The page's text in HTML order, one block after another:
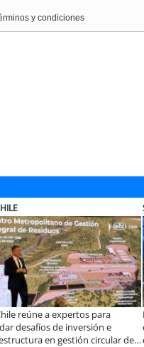
y condiciones
e
de
Más de 1.600 alumnos
de programa Súper
en lo que va del año